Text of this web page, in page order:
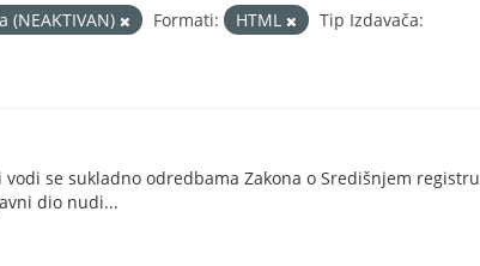
Formati: HTML
Tip Izdavača:
se sukladno odredbama Zakona o Središnjem registru
dio nudi...